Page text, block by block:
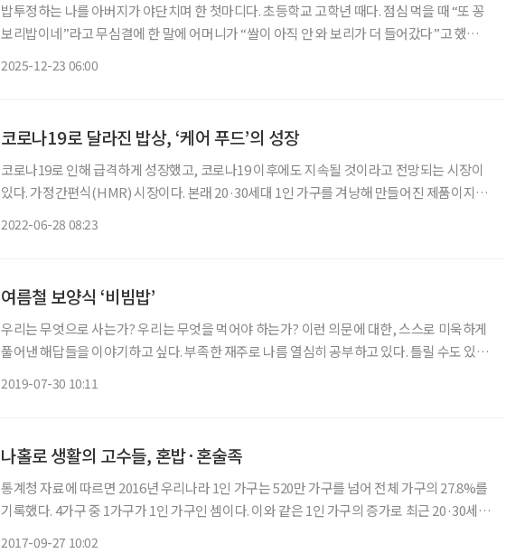
밥투정하는 나를 아버지가 야단치며 한 첫마디다. 초등학교 고학년 때다. 점심 먹을 때 “또 꽁
보리밥이네”라고 무심결에 한 말에 어머니가 “쌀이 아직 안 와 보리가 더 들어갔다”고 했다.
2025-12-23 06:00
코로나19로 달라진 밥상, ‘케어 푸드’의 성장
코로나19로 인해 급격하게 성장했고, 코로나19 이후에도 지속될 것이라고 전망되는 시장이
있다. 가정간편식(HMR) 시장이다. 본래 20·30세대 1인 가구를 겨냥해 만들어진 제품이지
2022-06-28 08:23
여름철 보양식 ‘비빔밥’
우리는 무엇으로 사는가? 우리는 무엇을 먹어야 하는가? 이런 의문에 대한, 스스로 미욱하게
풀어낸 해답들을 이야기하고 싶다. 부족한 재주로 나름 열심히 공부하고 있다. 틀릴 수도 있다.
2019-07-30 10:11
나홀로 생활의 고수들, 혼밥·혼술족
통계청 자료에 따르면 2016년 우리나라 1인 가구는 520만 가구를 넘어 전체 가구의 27.8%를
기록했다. 4가구 중 1가구가 1인 가구인 셈이다. 이와 같은 1인 가구의 증가로 최근 20·30세대
2017-09-27 10:02